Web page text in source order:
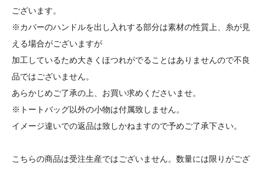
ございます。
※カバーのハンドルを出し入れする部分は素材の性質上、糸が見
える場合がございますが
加工しているため大きくほつれがでることはありませんので不良
品ではございません。
あらかじめご了承の上、お買い求めくださいませ。
※トートバッグ以外の小物は付属致しません。
イメージ違いでの返品は致しかねますので予めご了承下さい。
こちらの商品は受注生産ではございません。数量には限りがござ